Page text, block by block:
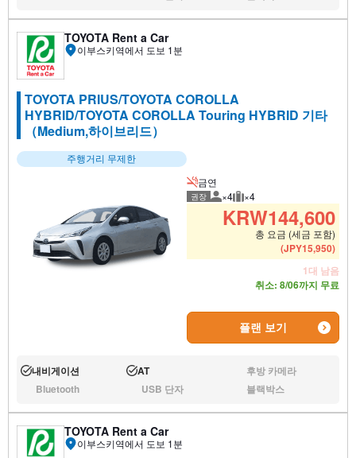
TOYOTA Rent a Car
이부스키역에서 도보 1분
TOYOTA PRIUS/TOYOTA COROLLA
HYBRID/TOYOTA COROLLA Touring HYBRID 기타
（Medium,하이브리드）
주행거리 무제한
금연
권장 권장 탑승 인원
×4 권장 수하물
×4
KRW144,600
총 요금 (세금 포함)
(JPY15,950)
1대 남음
취소: 8/06까지 무료
플랜 보기
운행:내비게이션 운행:
AT 없음:후방 카메라
없음:Bluetooth 없음:USB 단자 없음:블랙박스
TOYOTA Rent a Car
이부스키역에서 도보 1분